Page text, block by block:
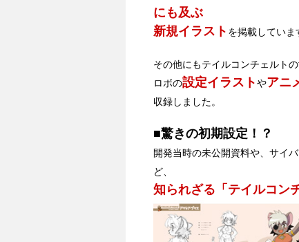
にも及ぶ
新規イラスト を掲載していま
その他にもテイルコンチェルト
ロボの設定イラストやアニ
収録しました。
■驚きの初期設定！？
開発当時の未公開資料や、サイ
ど、
知られざる「テイルコン